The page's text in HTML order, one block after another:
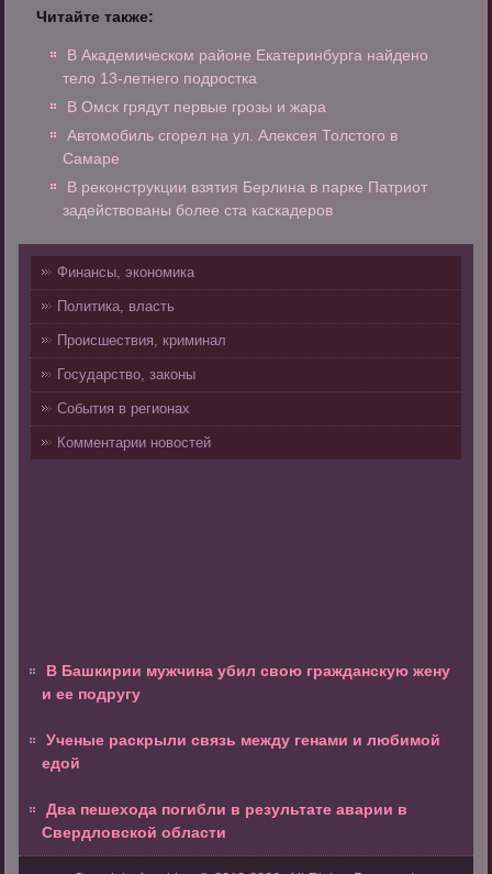
Читайте также:
В Академическом районе Екатеринбурга найдено
тело 13-летнего подростка
В Омск грядут первые грозы и жара
Автомобиль сгорел на ул. Алексея Толстого в
Самаре
В реконструкции взятия Берлина в парке Патриот
задействованы более ста каскадеров
Финансы, экономика
Политика, власть
Происшествия, криминал
Государство, законы
События в регионах
Комментарии новостей
В Башкирии мужчина убил свою гражданскую жену
и ее подругу
Ученые раскрыли связь между генами и любимой
едой
Два пешехода погибли в результате аварии в
Свердловской области